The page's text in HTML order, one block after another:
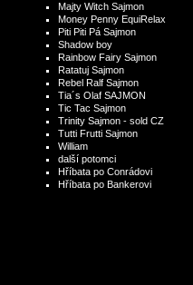
Majty Witch Sajmon
Money Penny EquiRelax
Piti Piti Pá Sajmon
Shadow boy
Rainbow Fairy Sajmon
Ratatuj Sajmon
Rebel Ralf Sajmon
Tia´s Olaf SAJMON
Tic Tac Sajmon
Trinity Sajmon - sold CZ
Tutti Frutti Sajmon
William
další potomci
Hříbata po Conrádovi
Hříbata po Bankerovi